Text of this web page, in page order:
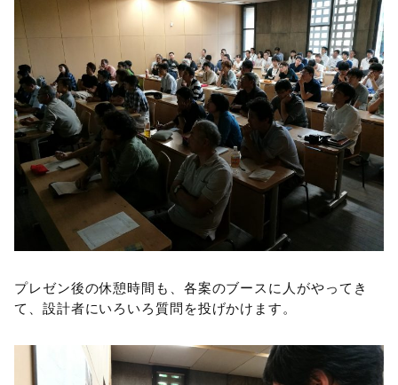
プレゼン後の休憩時間も、各案のブースに人がやってき
て、設計者にいろいろ質問を投げかけます。